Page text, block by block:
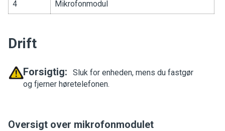
4 Mikrofonmodul
Drift
Forsigtig:
Sluk for enheden, mens du fastgør
og fjerner høretelefonen.
Oversigt over mikrofonmodulet